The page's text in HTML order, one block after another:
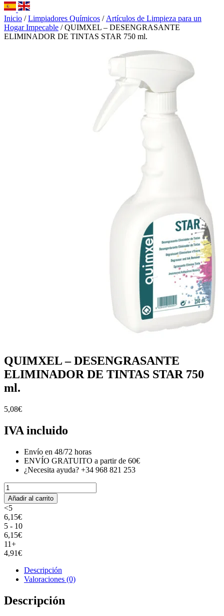
Inicio /Limpiadores Químicos / Artículos de Limpieza para un
Hogar Impecable / QUIMXEL – DESENGRASANTE
ELIMINADOR DE TINTAS STAR 750 ml.
QUIMXEL – DESENGRASANTE
ELIMINADOR DE TINTAS STAR 750
ml.
5,08€
IVA incluido
Envío en 48/72 horas
ENVÍO GRATUITO a partir de 60€
¿Necesita ayuda? +34 968 821 253
QUIMXEL
-
DESENGRASANTE
ELIMINADOR
DE
TINTAS
STAR
750
ml.
cantidad
Añadir al carrito
<5
6,15€
5 - 10
6,15€
11+
4,91€
Descripción
Valoraciones (0)
Descripción